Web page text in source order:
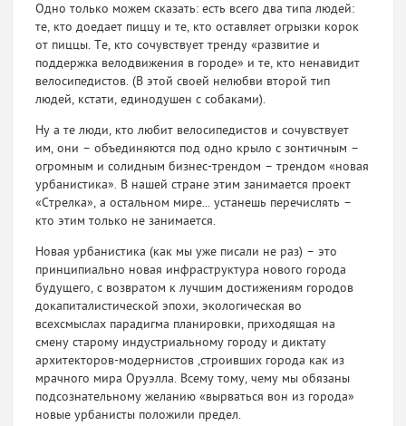
Одно только можем сказать: есть всего два типа людей:
те, кто доедает пиццу и те, кто оставляет огрызки корок
от пиццы. Те, кто сочувствует тренду «развитие и
поддержка велодвижения в городе» и те, кто ненавидит
велосипедистов. (В этой своей нелюбви второй тип
людей, кстати, единодушен с собаками).
Ну а те люди, кто любит велосипедистов и сочувствует
им, они – объединяются под одно крыло с зонтичным –
огромным и солидным бизнес-трендом – трендом «новая
урбанистика». В нашей стране этим занимается проект
«Стрелка», а остальном мире... устанешь перечислять –
кто этим только не занимается.
Новая урбанистика (как мы уже писали не раз) – это
принципиально новая инфраструктура нового города
будущего, с возвратом к лучшим достижениям городов
докапиталистической эпохи, экологическая во
всехсмыслах парадигма планировки, приходящая на
смену старому индустриальному городу и диктату
архитекторов-модернистов ,строивших города как из
мрачного мира Оруэлла. Всему тому, чему мы обязаны
подсознательному желанию «вырваться вон из города»
новые урбанисты положили предел.